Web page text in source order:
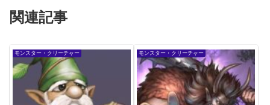
関連記事
モンスター・クリーチャー モンスター・クリーチャー